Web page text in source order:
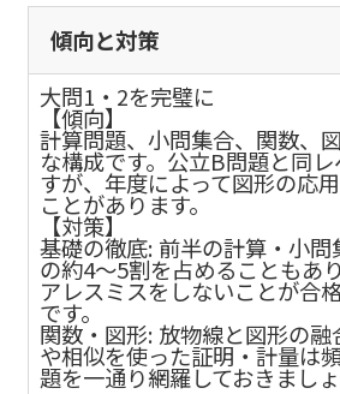
傾向と対策
大問1・2を完璧に
【傾向】
計算問題、小問集合、関数、
な構成です。公立B問題と同
すが、年度によって図形の応
ことがあります。
【対策】
基礎の徹底: 前半の計算・小
の約4〜5割を占めることもあ
アレスミスをしないことが合
です。
関数・図形: 放物線と図形の融
や相似を使った証明・計量は
題を一通り網羅しておきまし